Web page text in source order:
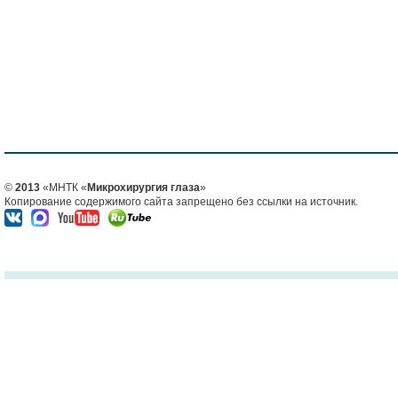
© 2013 «МНТК « Микрохирургия глаза»
Копирование содержимого сайта запрещено без ссылки на источник.